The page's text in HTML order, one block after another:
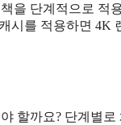
을 단계적으로 적
시를 적용하면 4K
할까요? 단계별로